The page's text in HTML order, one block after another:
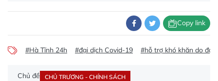
Copy link
#Hà Tĩnh 24h #đại dịch Covid-19 #hỗ trợ khó khăn do đại
Chủ đề CHỦ TRƯƠNG - CHÍNH SÁCH